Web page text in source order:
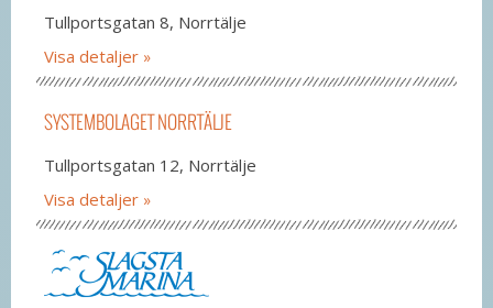
Tullportsgatan 8, Norrtälje
Visa detaljer
SYSTEMBOLAGET NORRTÄLJE
Tullportsgatan 12, Norrtälje
Visa detaljer